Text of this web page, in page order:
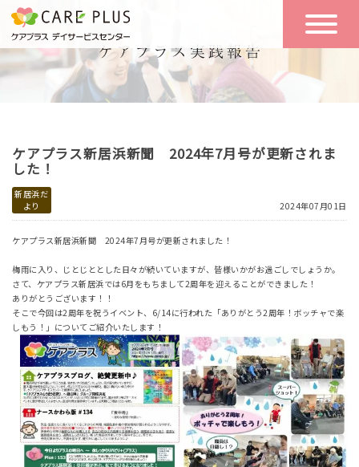
こんな方に
おすすめ
一日の流れ
一日体験
空き状況
リクルート
お問い合わせ
体験希望
ケアプラス新居浜新聞 2024年7月号が更新されま
した！
新居浜だ
より
2024年07月01日
ケアプラス新居浜新聞 2024年7月号が更新されました！
梅雨に入り、じとじととした日々が続いていますが、皆様いかがお過ごしでしょうか。
さて、ケアプラス新居浜では6月をもちまして2周年を迎えることができました！
ありがとうございます！！
そこで今回は2周年を祝うイベント、6/14に行われた「ありがとう2周年！ボッチャで楽
しもう！」についてご紹介いたします！